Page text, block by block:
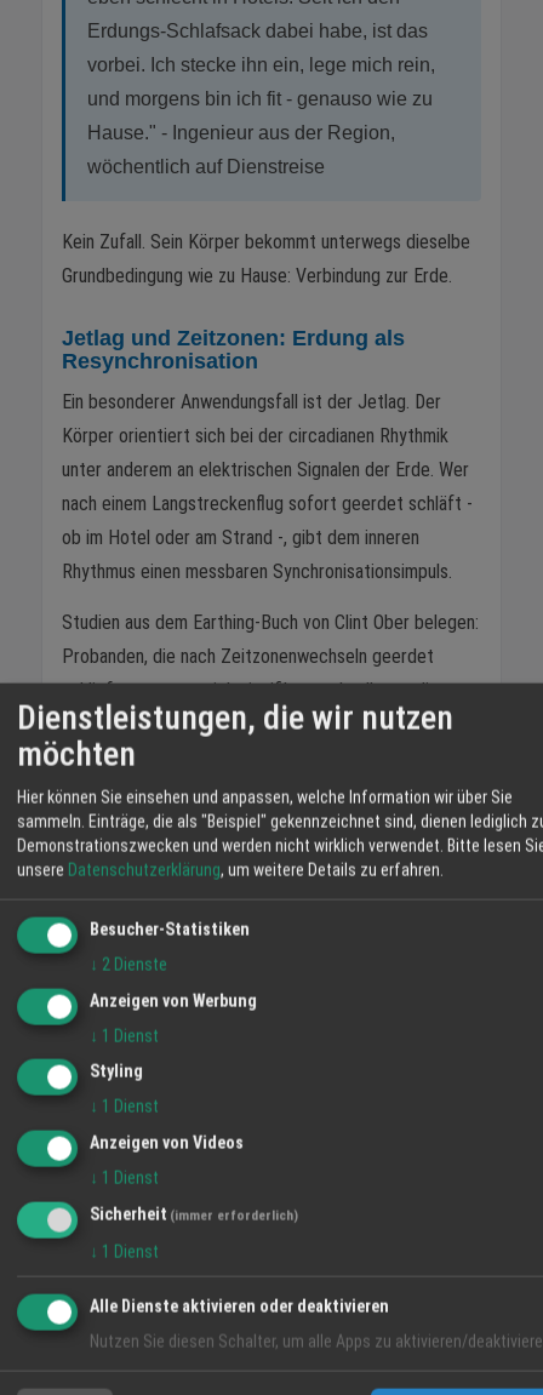
Erdungs-Schlafsack dabei habe, ist das
vorbei. Ich stecke ihn ein, lege mich rein,
und morgens bin ich fit - genauso wie zu
Hause." - Ingenieur aus der Region,
wöchentlich auf Dienstreise
Kein Zufall. Sein Körper bekommt unterwegs dieselbe
Grundbedingung wie zu Hause: Verbindung zur Erde.
Jetlag und Zeitzonen: Erdung als
Resynchronisation
Ein besonderer Anwendungsfall ist der Jetlag. Der
Körper orientiert sich bei der circadianen Rhythmik
unter anderem an elektrischen Signalen der Erde. Wer
nach einem Langstreckenflug sofort geerdet schläft -
ob im Hotel oder am Strand -, gibt dem inneren
Rhythmus einen messbaren Synchronisationsimpuls.
Studien aus dem Earthing-Buch von Clint Ober belegen:
Probanden, die nach Zeitzonenwechseln geerdet
schliefen, passten sich signifikant schneller an die neue
Ortszeit an als die Kontrollgruppe.
Praktische Hinweise für die Reise
› Erdungsprodukte rollen, nicht falten - das schützt die
eingewebten Silberfäden vor dauerhaften Knicken.
Silberwaschmittel auch auf Reisen dabei haben.
› Flugmodus konsequent nutzen: Ergänzt die Erdung
und reduziert die Strahlenbelastung im Zimmer.
Den Erdungs-Schlafsack und passendes Zubehör
findest Du auf
Guter Schlaf ist kein Luxus. Er ist die
Grundvoraussetzung für alles andere - auch unterwegs.
Was ist ein Erdungs-Schlafsack?
Dienstleistungen, die wir nutzen
möchten
Hier können Sie einsehen und anpassen, welche Information wir über Sie
sammeln. Einträge, die als "Beispiel" gekennzeichnet sind, dienen lediglich
Demonstrationszwecken und werden nicht wirklich verwendet. Bitte lesen
unsere Datenschutzerklärung, um weitere Details zu erfahren.
Besucher-Statistiken
↓ 2 Dienste
Anzeigen von Werbung
↓ 1 Dienst
Styling
↓ 1 Dienst
Anzeigen von Videos
↓ 1 Dienst
Sicherheit (immer erforderlich)
↓ 1 Dienst
Alle Dienste aktivieren oder deaktivieren
Nutzen Sie diesen Schalter, um alle Apps zu aktivieren/